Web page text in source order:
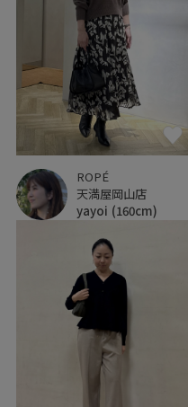
ROPÉ
天満屋岡山店
yayoi (160cm)